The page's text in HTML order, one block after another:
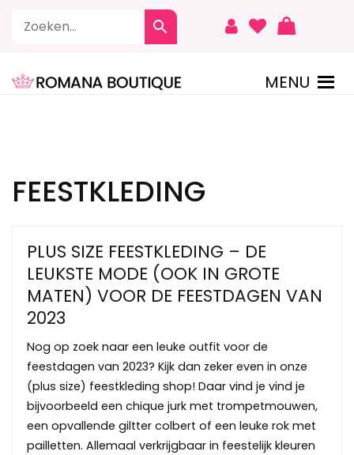
MENU
FEESTKLEDING
PLUS SIZE FEESTKLEDING – DE
LEUKSTE MODE (OOK IN GROTE
MATEN) VOOR DE FEESTDAGEN VAN
2023
Nog op zoek naar een leuke outfit voor de
feestdagen van 2023? Kijk dan zeker even in onze
(plus size) feestkleding shop! Daar vind je vind je
bijvoorbeeld een chique jurk met trompetmouwen,
een opvallende giltter colbert of een leuke rok met
pailletten. Allemaal verkrijgbaar in feestelijk kleuren